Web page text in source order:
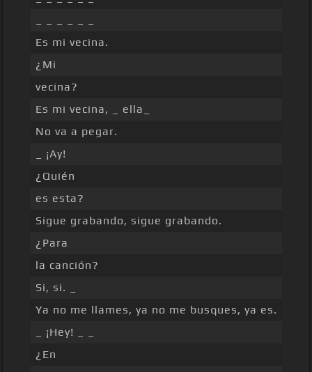
Es mi vecina.
¿Mi
vecina?
Es mi vecina, _ ella_
No va a pegar.
_ ¡Ay!
¿Quién
es esta?
Sigue grabando, sigue grabando.
¿Para
la canción?
Si, si. _
Ya no me llames, ya no me busques, ya es.
_ ¡Hey! _ _
¿En